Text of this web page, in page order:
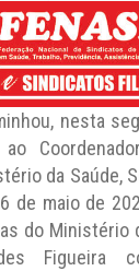
nesta
da Saúde,
de maio de
do Ministério
Figueira